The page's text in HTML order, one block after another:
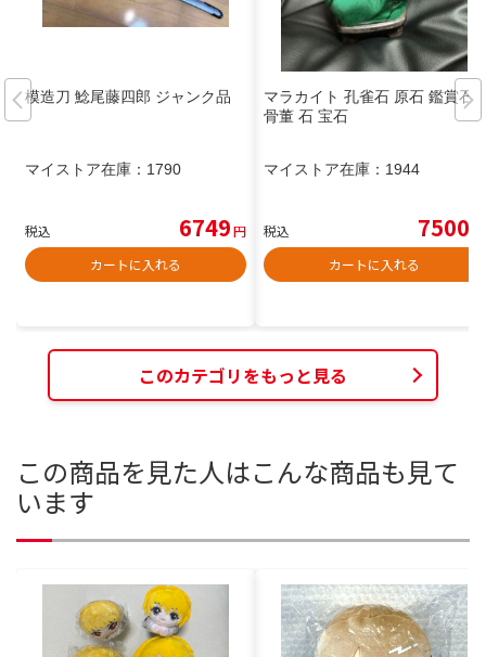
模造刀 鯰尾藤四郎 ジャンク品
マイストア在庫： 1790
税込 6749円
カートに入れる
マラカイト 孔雀石 原石 鑑賞石
骨董 石 宝石
マイストア在庫： 1944
税込 7500
カートに入れる
このカテゴリをもっと見る
この商品を見た人はこんな商品も見て
います